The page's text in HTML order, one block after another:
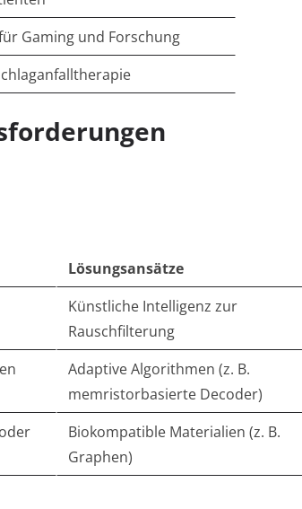
Gaming und Forschung
Lösungsansätze
Künstliche Intelligenz zur
Rauschfilterung
Adaptive Algorithmen (z. B.
memristorbasierte Decoder)
Biokompatible Materialien (z. B.
Graphen)